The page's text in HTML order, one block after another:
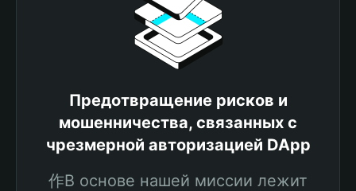
Предотвращение рисков и
мошенничества, связанных с
чрезмерной авторизацией DApp
作В основе нашей миссии лежит